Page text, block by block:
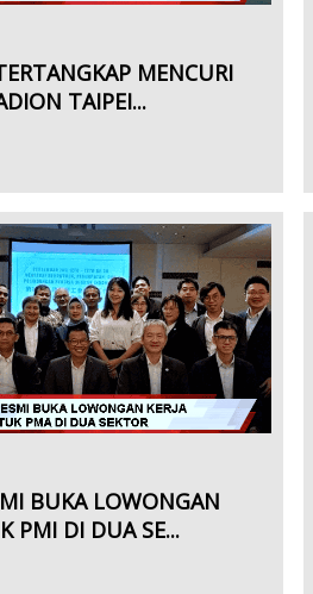
MENCURI
TAIPEI...
BUKA LOWONGAN
PMI DI DUA SE...